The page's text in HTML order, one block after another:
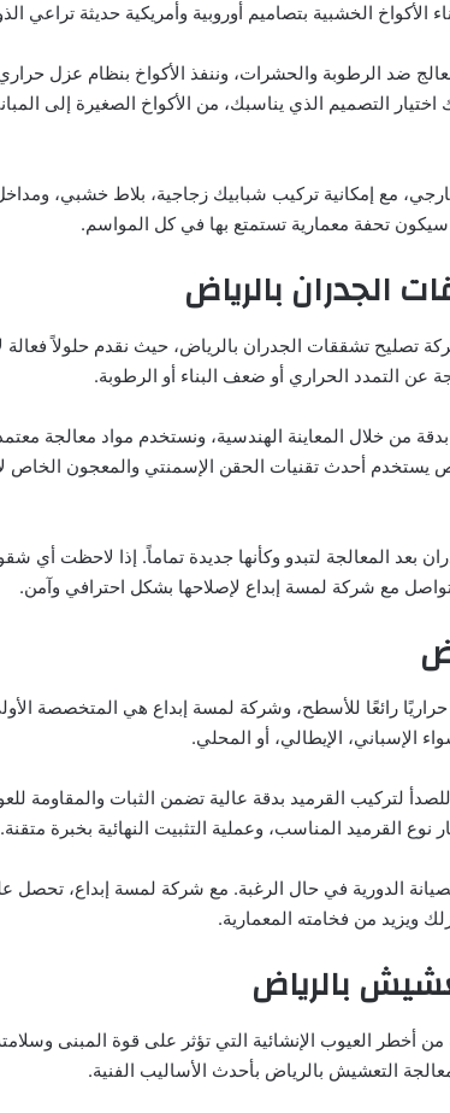
الخشبية بتصاميم أوروبية وأمريكية حديثة تراعي
ضد الرطوبة والحشرات، وننفذ الأكواخ بنظام عزل
التصميم الذي يناسبك، من الأكواخ الصغيرة إلى
مع إمكانية تركيب شبابيك زجاجية، بلاط خشبي،
تحفة معمارية تستمتع بها في كل المواسم.
الجدران بالرياض
تصليح تشققات الجدران بالرياض، حيث نقدم حلولاً فعالة
عن التمدد الحراري أو ضعف البناء أو الرطوبة.
من خلال المعاينة الهندسية، ونستخدم مواد معالجة
يستخدم أحدث تقنيات الحقن الإسمنتي والمعجون الخاص
بعد المعالجة لتبدو وكأنها جديدة تماماً. إذا لاحظت أي
مع شركة لمسة إبداع لإصلاحها بشكل احترافي وآمن.
رائعًا للأسطح، وشركة لمسة إبداع هي المتخصصة
الإسباني، الإيطالي، أو المحلي.
لتركيب القرميد بدقة عالية تضمن الثبات والمقاومة
القرميد المناسب، وعملية التثبيت النهائية بخبرة متقنة.
الدورية في حال الرغبة. مع شركة لمسة إبداع،
ويزيد من فخامته المعمارية.
بالرياض
العيوب الإنشائية التي تؤثر على قوة المبنى
التعشيش بالرياض بأحدث الأساليب الفنية.